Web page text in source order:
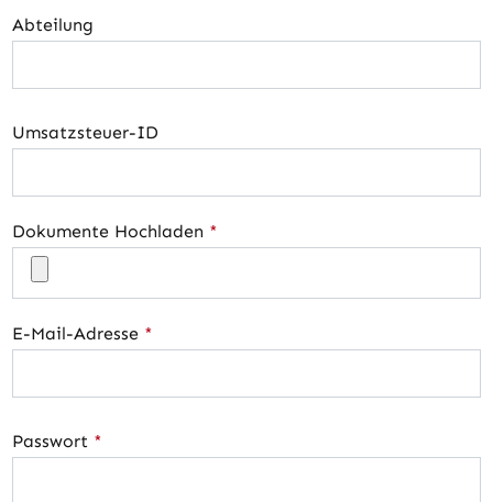
Abteilung
Umsatzsteuer-ID
Dokumente Hochladen *
E-Mail-Adresse *
Passwort *